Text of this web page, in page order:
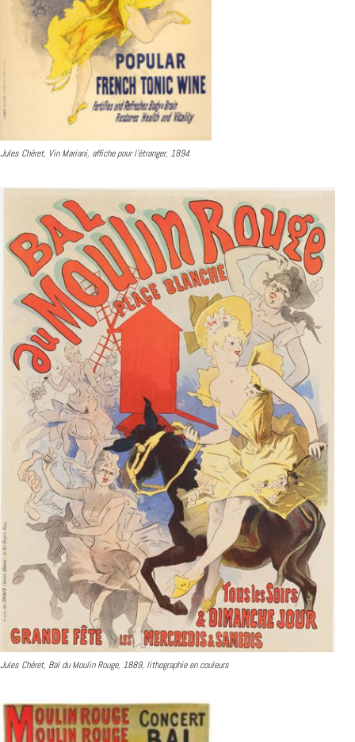
Jules Chéret, Vin Mariani, affiche pour l’étranger, 1894
Jules Chéret, Bal du Moulin Rouge, 1889, lithographie en couleurs